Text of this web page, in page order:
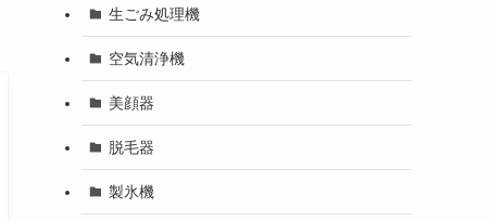
生ごみ処理機
空気清浄機
美顔器
脱毛器
製氷機